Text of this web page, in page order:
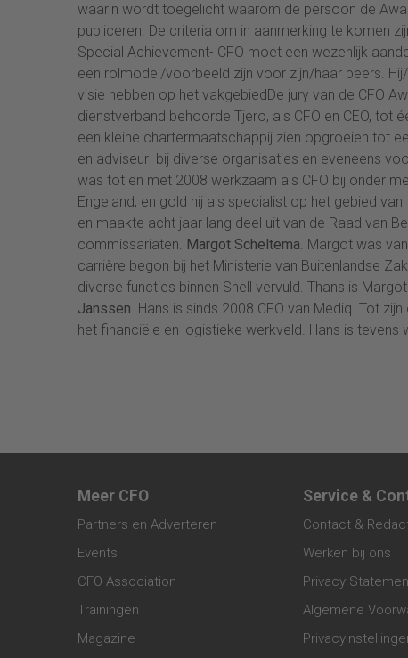
waarin wordt toegelicht waarom de persoon de
publiceren. De criteria om in aanmerking te komen
Special Achievement- CFO moet een wezenlijk
een rolmodel/voorbeeld zijn voor zijn/haar peers.
visie hebben op het vakgebiedDe jury van de CFO
dienstverband behoorde Tjero, als CFO en CEO, tot
een kleine chartermaatschappij zien opgroeien tot
en adviseur bij diverse organisaties en eveneens
was tot en met 2008 werkzaam als CFO bij onder
Engeland, en gold hij als specialist op het gebied
en maakte acht jaar lang deel uit van de Raad van
commissariaten. Margot Scheltema. Margot was
carrière begon bij het Ministerie van Buitenlandse
diverse functies binnen Shell vervuld. Thans is
Janssen. Hans is sinds 2008 CFO van Mediq. Tot
het financiële en logistieke werkveld. Hans is tevens
Meer CFO
Partners en Adverteren
Events
CFO Association
Trainingen
Magazine
Service &
Contact &
Werken bij ons
Privacy
Algemene